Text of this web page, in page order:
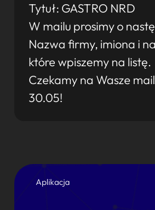
Tytuł: GASTRO NRD
W mailu prosimy o
Nazwa firmy, imiona i
które wpiszemy na listę.
Czekamy na Wasze
30.05!
Aplikacja